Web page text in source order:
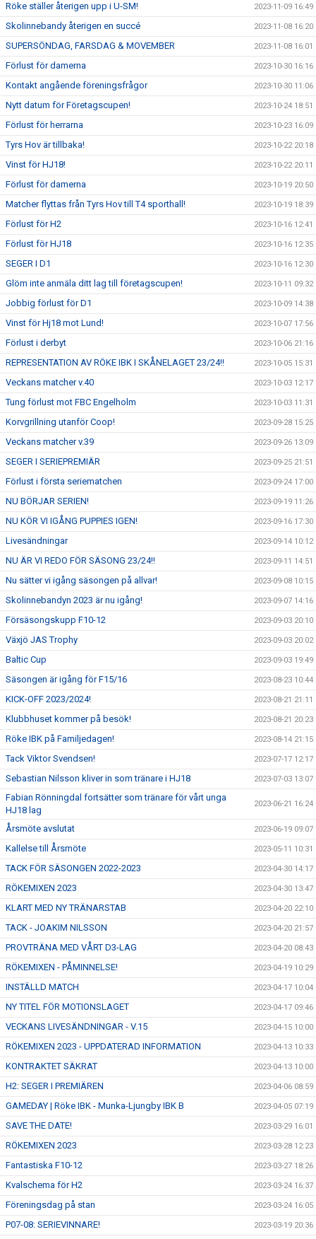
Röke ställer återigen upp i U-SM! 2023-11-09 16:49
Skolinnebandy återigen en succé 2023-11-08 16:20
SUPERSÖNDAG, FARSDAG & MOVEMBER 2023-11-08 16:01
Förlust för damerna 2023-10-30 16:16
Kontakt angående föreningsfrågor 2023-10-30 11:06
Nytt datum för Företagscupen! 2023-10-24 18:51
Förlust för herrarna 2023-10-23 16:09
Tyrs Hov är tillbaka! 2023-10-22 20:18
Vinst för HJ18! 2023-10-22 20:11
Förlust för damerna 2023-10-19 20:50
Matcher flyttas från Tyrs Hov till T4 sporthall! 2023-10-19 18:39
Förlust för H2 2023-10-16 12:41
Förlust för HJ18 2023-10-16 12:35
SEGER I D1 2023-10-16 12:30
Glöm inte anmäla ditt lag till företagscupen! 2023-10-11 09:32
Jobbig förlust för D1 2023-10-09 14:38
Vinst för Hj18 mot Lund! 2023-10-07 17:56
Förlust i derbyt 2023-10-06 21:16
REPRESENTATION AV RÖKE IBK I SKÅNELAGET 23/24!! 2023-10-05 15:31
Veckans matcher v.40 2023-10-03 12:17
Tung förlust mot FBC Engelholm 2023-10-03 11:31
Korvgrillning utanför Coop! 2023-09-28 15:25
Veckans matcher v.39 2023-09-26 13:09
SEGER I SERIEPREMIÄR 2023-09-25 21:51
Förlust i första seriematchen 2023-09-24 17:00
NU BÖRJAR SERIEN! 2023-09-19 11:26
NU KÖR VI IGÅNG PUPPIES IGEN! 2023-09-16 17:30
Livesändningar 2023-09-14 10:12
NU ÄR VI REDO FÖR SÄSONG 23/24!! 2023-09-11 14:51
Nu sätter vi igång säsongen på allvar! 2023-09-08 10:15
Skolinnebandyn 2023 är nu igång! 2023-09-07 14:16
Försäsongskupp F10-12 2023-09-03 20:10
Växjö JAS Trophy 2023-09-03 20:02
Baltic Cup 2023-09-03 19:49
Säsongen är igång för F15/16 2023-08-23 10:44
KICK-OFF 2023/2024! 2023-08-21 21:11
Klubbhuset kommer på besök! 2023-08-21 20:23
Röke IBK på Familjedagen! 2023-08-14 21:15
Tack Viktor Svendsen! 2023-07-17 12:17
Sebastian Nilsson kliver in som tränare i HJ18 2023-07-03 13:07
Fabian Rönningdal fortsätter som tränare för vårt unga
HJ18 lag
2023-06-21 16:24
Årsmöte avslutat 2023-06-19 09:07
Kallelse till Årsmöte 2023-05-11 10:31
TACK FÖR SÄSONGEN 2022-2023 2023-04-30 14:17
RÖKEMIXEN 2023 2023-04-30 13:47
KLART MED NY TRÄNARSTAB 2023-04-20 22:10
TACK - JOAKIM NILSSON 2023-04-20 21:57
PROVTRÄNA MED VÅRT D3-LAG 2023-04-20 08:43
RÖKEMIXEN - PÅMINNELSE! 2023-04-19 10:29
INSTÄLLD MATCH 2023-04-17 10:04
NY TITEL FÖR MOTIONSLAGET 2023-04-17 09:46
VECKANS LIVESÄNDNINGAR - V.15 2023-04-15 10:00
RÖKEMIXEN 2023 - UPPDATERAD INFORMATION 2023-04-13 10:33
KONTRAKTET SÄKRAT 2023-04-13 10:00
H2: SEGER I PREMIÄREN 2023-04-06 08:59
GAMEDAY | Röke IBK - Munka-Ljungby IBK B 2023-04-05 07:19
SAVE THE DATE! 2023-03-29 16:01
RÖKEMIXEN 2023 2023-03-28 12:23
Fantastiska F10-12 2023-03-27 18:26
Kvalschema för H2 2023-03-24 16:37
Föreningsdag på stan 2023-03-24 16:05
P07-08: SERIEVINNARE! 2023-03-19 20:36